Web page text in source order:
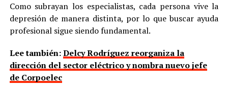
Como subrayan los especialistas, cada persona vive la
depresión de manera distinta, por lo que buscar ayuda
profesional sigue siendo fundamental.
Lee también:Delcy Rodríguez reorganiza la
dirección del sector eléctrico y nombra nuevo jefe
de Corpoelec